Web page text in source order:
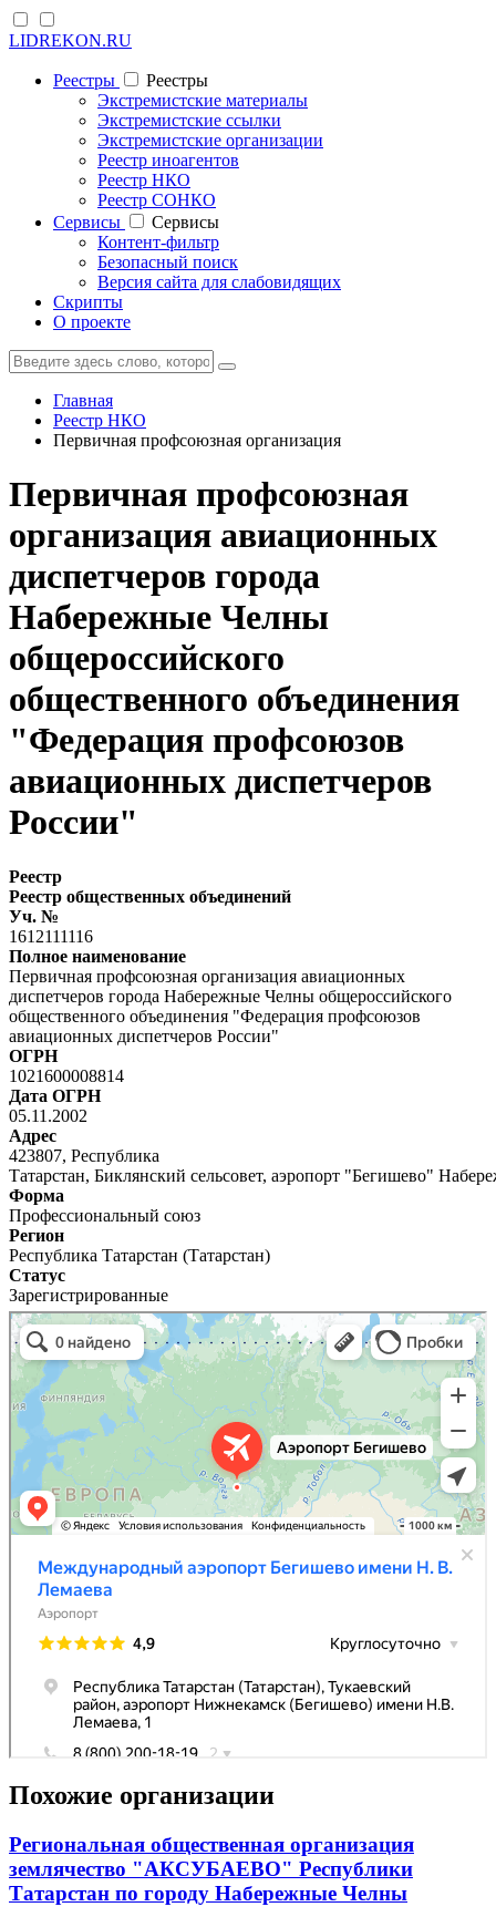
LIDREKON.RU
Реестры
Реестры
Экстремистские материалы
Экстремистские ссылки
Экстремистские организации
Реестр иноагентов
Реестр НКО
Реестр СОНКО
Cервисы
Cервисы
Контент-фильтр
Безопасный поиск
Версия сайта для слабовидящих
Скрипты
О проекте
Главная
Реестр НКО
Первичная профсоюзная организация
Первичная профсоюзная
организация авиационных
диспетчеров города
Набережные Челны
общероссийского
общественного объединения
"Федерация профсоюзов
авиационных диспетчеров
России"
Реестр
Реестр общественных объединений
Уч. №
1612111116
Полное наименование
Первичная профсоюзная организация авиационных
диспетчеров города Набережные Челны общероссийского
общественного объединения "Федерация профсоюзов
авиационных диспетчеров России"
ОГРН
1021600008814
Дата ОГРН
05.11.2002
Адрес
423807, Республика
Татарстан, Биклянский сельсовет, аэропорт "Бегишево"
Форма
Профессиональный союз
Регион
Республика Татарстан (Татарстан)
Статус
Зарегистрированные
Похожие организации
Региональная общественная организация
землячество "АКСУБАЕВО" Республики
Татарстан по городу Набережные Челны